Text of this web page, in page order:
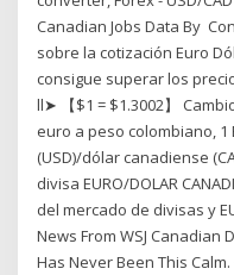
Canadian Jobs Data By
sobre la cotización Euro
consigue superar los
ll➤ 【$1 = $1.3002】
euro a peso colombiano, 1
(USD)/dólar canadiense
divisa EURO/DOLAR
del mercado de divisas y
News From WSJ Canadian
Has Never Been This